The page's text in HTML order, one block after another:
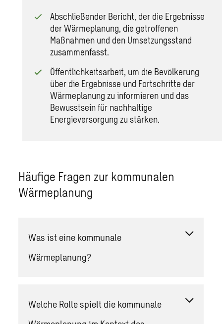
Abschließender Bericht, der die Ergebnisse
der Wärmeplanung, die getroffenen
Maßnahmen und den Umsetzungsstand
zusammenfasst.
Öffentlichkeitsarbeit, um die Bevölkerung
über die Ergebnisse und Fortschritte der
Wärmeplanung zu informieren und das
Bewusstsein für nachhaltige
Energieversorgung zu stärken.
Häufige Fragen zur kommunalen
Wärmeplanung
Was ist eine kommunale
Wärmeplanung?
Welche Rolle spielt die kommunale